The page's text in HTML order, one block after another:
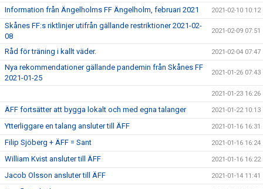
Information från Ängelholms FF Ängelholm, februari 2021 2021-02-10 10:12
Skånes FF:s riktlinjer utifrån gällande restriktioner 2021-02-
08
2021-02-09 07:51
Råd för träning i kallt väder. 2021-02-04 07:47
Nya rekommendationer gällande pandemin från Skånes FF
2021-01-25
2021-01-26 07:43
2021-01-23 16:26
ÄFF fortsätter att bygga lokalt och med egna talanger 2021-01-22 10:13
Ytterliggare en talang ansluter till ÄFF 2021-01-16 16:31
Filip Sjöberg + ÄFF = Sant 2021-01-16 16:24
William Kvist ansluter till ÄFF 2021-01-16 16:22
Jacob Olsson ansluter till ÄFF 2021-01-14 11:41